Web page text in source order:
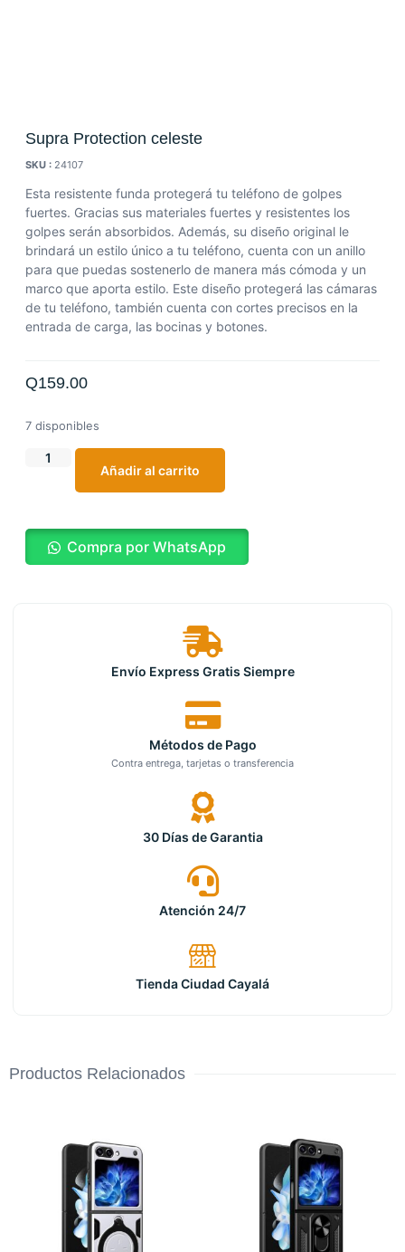
Supra Protection celeste
SKU : 24107
Esta resistente funda protegerá tu teléfono de golpes
fuertes. Gracias sus materiales fuertes y resistentes los
golpes serán absorbidos. Además, su diseño original le
brindará un estilo único a tu teléfono, cuenta con un anillo
para que puedas sostenerlo de manera más cómoda y un
marco que aporta estilo. Este diseño protegerá las cámaras
de tu teléfono, también cuenta con cortes precisos en la
entrada de carga, las bocinas y botones.
Q159.00
7 disponibles
Añadir al carrito
Compra por WhatsApp
Envío Express Gratis Siempre
Métodos de Pago
Contra entrega, tarjetas o transferencia
30 Días de Garantia
Atención 24/7
Tienda Ciudad Cayalá
Productos Relacionados